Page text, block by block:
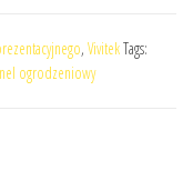
, VivitekTags:
ogrodzeniowy